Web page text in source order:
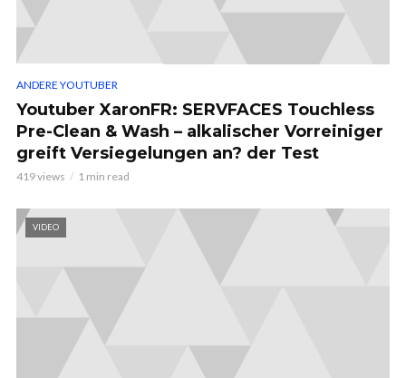
ANDERE YOUTUBER
Youtuber XaronFR: SERVFACES Touchless
Pre-Clean & Wash – alkalischer Vorreiniger
greift Versiegelungen an? der Test
419 views 1 min read
VIDEO